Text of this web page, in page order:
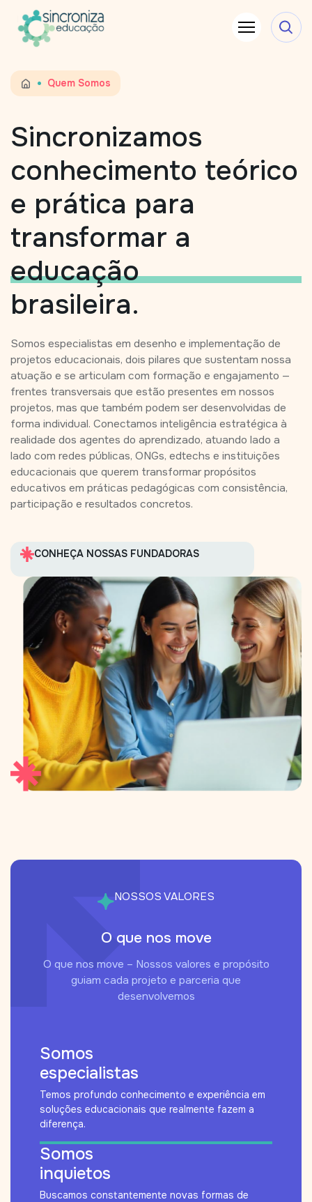
• Quem Somos
Sincronizamos
conhecimento teórico
e prática para
transformar a
educação
brasileira.
Somos especialistas em desenho e implementação de
projetos educacionais, dois pilares que sustentam nossa
atuação e se articulam com formação e engajamento —
frentes transversais que estão presentes em nossos
projetos, mas que também podem ser desenvolvidas de
forma individual. Conectamos inteligência estratégica à
realidade dos agentes do aprendizado, atuando lado a
lado com redes públicas, ONGs, edtechs e instituições
educacionais que querem transformar propósitos
educativos em práticas pedagógicas com consistência,
participação e resultados concretos.
CONHEÇA NOSSAS FUNDADORAS
NOSSOS VALORES
O que nos move
O que nos move – Nossos valores e propósito
guiam cada projeto e parceria que
desenvolvemos
Somos
especialistas
Temos profundo conhecimento e experiência em
soluções educacionais que realmente fazem a
diferença.
Somos
inquietos
Buscamos constantemente novas formas de